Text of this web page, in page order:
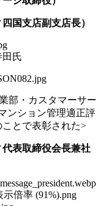
国支店副支店長）
田氏
部・カスタマーサー
ンション管理適正評
とで表彰された>
表取締役会長兼社